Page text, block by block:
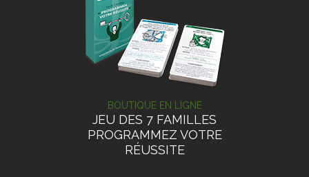
BOUTIQUE EN LIGNE
JEU DES 7 FAMILLES
PROGRAMMEZ VOTRE
RÉUSSITE